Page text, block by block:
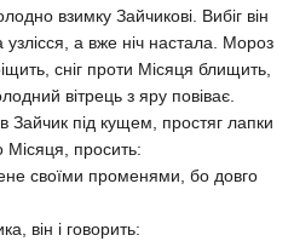
взимку Зайчикові. Вибіг він
узлісся, а вже ніч настала. Мороз
сніг проти Місяця блищить,
вітрець з яру повіває.
Зайчик під кущем, простяг лапки
Місяця, просить:
своїми променями, бо довго
він і говорить: